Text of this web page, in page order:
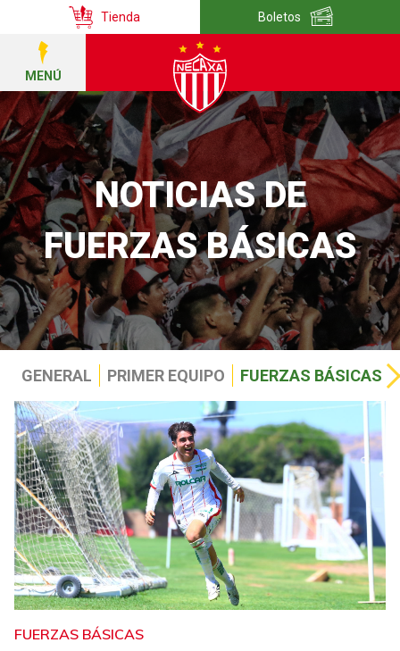
Tienda Boletos
MENÚ
NOTICIAS DE
FUERZAS BÁSICAS
GENERAL PRIMER EQUIPO FUERZAS BÁSICAS
FUERZAS BÁSICAS